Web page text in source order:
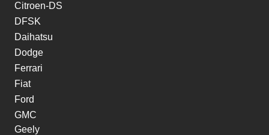
Citroen-DS
DFSK
Daihatsu
Dodge
Ferrari
Fiat
Ford
GMC
Geely